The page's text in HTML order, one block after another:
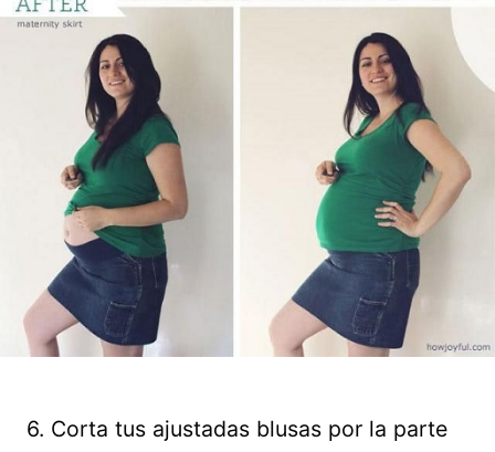
6. Corta tus ajustadas blusas por la parte